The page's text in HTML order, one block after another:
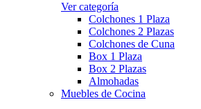
Ver categoría
Colchones 1 Plaza
Colchones 2 Plazas
Colchones de Cuna
Box 1 Plaza
Box 2 Plazas
Almohadas
Muebles de Cocina